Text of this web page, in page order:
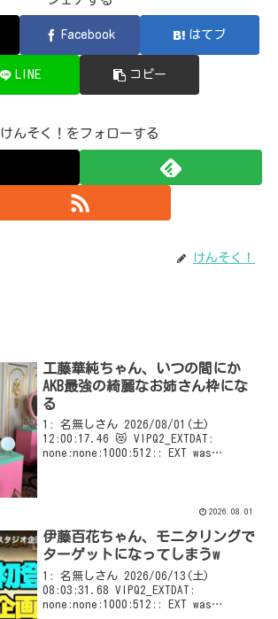
Facebook はてブ
LINE コピー
けんそく！をフォローする
けんそく！
工藤華純ちゃん、いつの間にか
AKB最強の綺麗なお姉さん枠にな
る
1: 名無しさん 2026/08/01(土)
12:00:17.46 😻 VIPQ2_EXTDAT:
none:none:1000:512:: EXT was
2026.08.01
伊藤百花ちゃん、モニタリングで
ターゲットになってしまうw
1: 名無しさん 2026/06/13(土)
08:03:31.68 VIPQ2_EXTDAT:
none:none:1000:512:: EXT was